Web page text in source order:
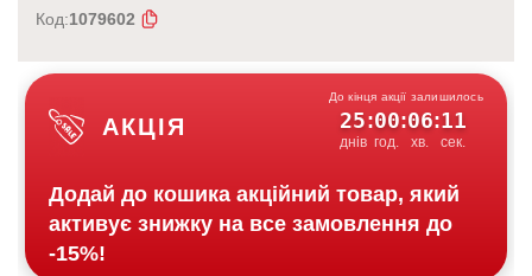
Код:1079602
АКЦІЯ
До кінця акції залишилось
25
днів
:00
год.
:06
хв.
:10
сек.
Додай до кошика акційний товар, який
активує знижку на все замовлення до
-15%!